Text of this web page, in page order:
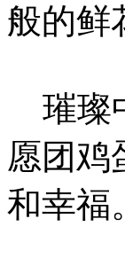
般的鲜
璀璨
愿团鸡
和幸福